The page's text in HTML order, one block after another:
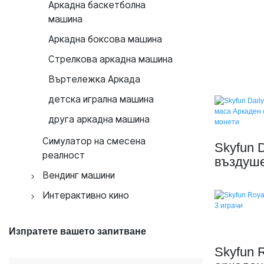
VR симулатор на
вибрации
VR симулатор за езда на
симулатор за стрелба
VR мотоциклет
Детска VR машина
на свобода
състезателен симулатор
Аркадна баскетболна
машина
Аркадна боксова машина
Стрелкова аркадна машина
Въртележка Аркада
детска игрална машина
друга аркадна машина
Симулатор на смесена
реалност
Вендинг машини
Автомати за пуканки
Вендинг машини „Направи
Интерактивно кино
5D кино
Изпратете вашето запитване
Skyfun
за 2
Skyfun